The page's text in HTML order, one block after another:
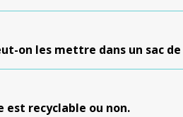
on les mettre dans un sac
est recyclable ou non.